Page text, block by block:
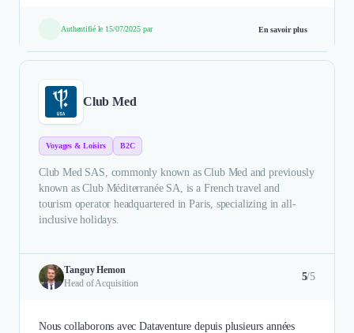
Authentifié le 15/07/2025 par En savoir plus
Club Med
Voyages & Loisirs B2C
Club Med SAS, commonly known as Club Med and previously
known as Club Méditerranée SA, is a French travel and
tourism operator headquartered in Paris, specializing in all-
inclusive holidays.
Tanguy Hemon
Head of Acquisition
5/5
Nous collaborons avec Dataventure depuis plusieurs années